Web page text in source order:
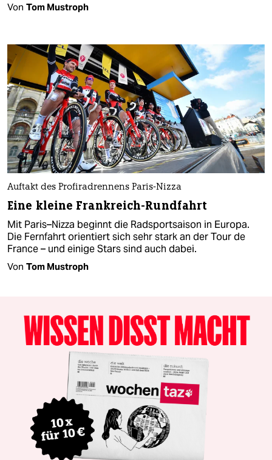
Von Tom Mustroph
Auftakt des Profiradrennens Paris-Nizza
Eine kleine Frankreich-Rundfahrt
Mit Paris–Nizza beginnt die Radsportsaison in Europa.
Die Fernfahrt orientiert sich sehr stark an der Tour de
France – und einige Stars sind auch dabei.
Von Tom Mustroph